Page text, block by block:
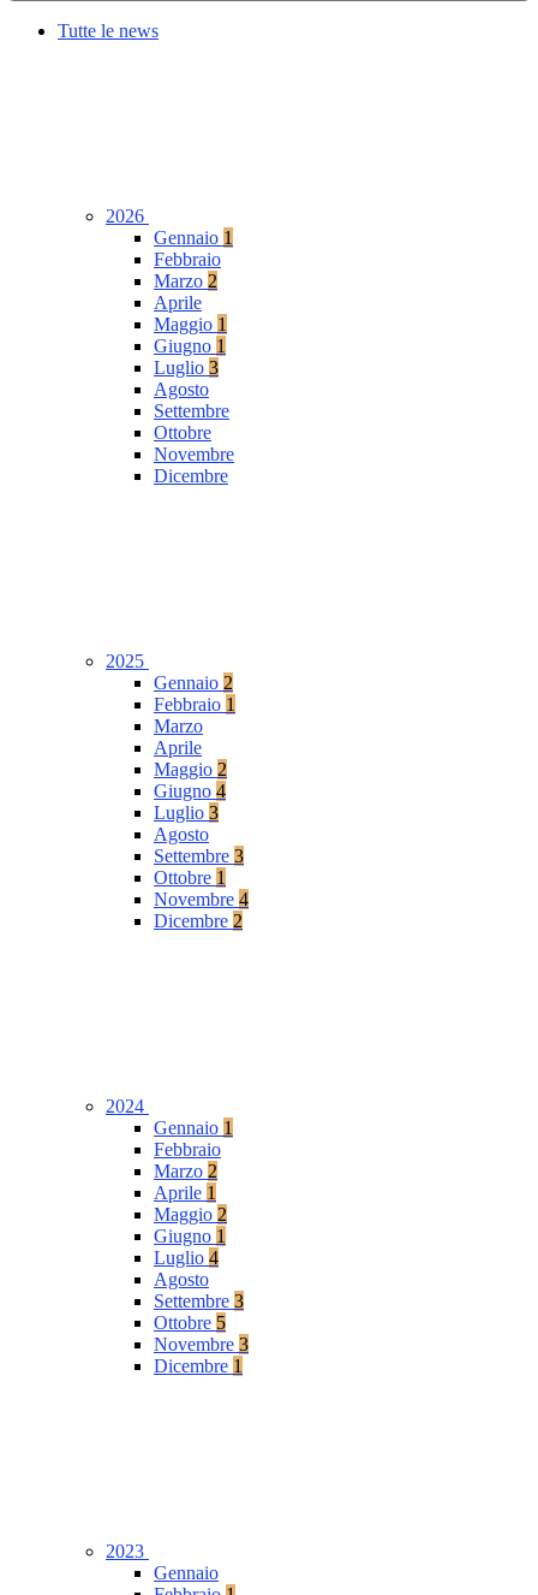
Tutte le news
2026
Gennaio 1
Febbraio
Marzo 2
Aprile
Maggio 1
Giugno 1
Luglio 3
Agosto
Settembre
Ottobre
Novembre
Dicembre
2025
Gennaio 2
Febbraio 1
Marzo
Aprile
Maggio 2
Giugno 4
Luglio 3
Agosto
Settembre 3
Ottobre 1
Novembre 4
Dicembre 2
2024
Gennaio 1
Febbraio
Marzo 2
Aprile 1
Maggio 2
Giugno 1
Luglio 4
Agosto
Settembre 3
Ottobre 5
Novembre 3
Dicembre 1
2023
Gennaio